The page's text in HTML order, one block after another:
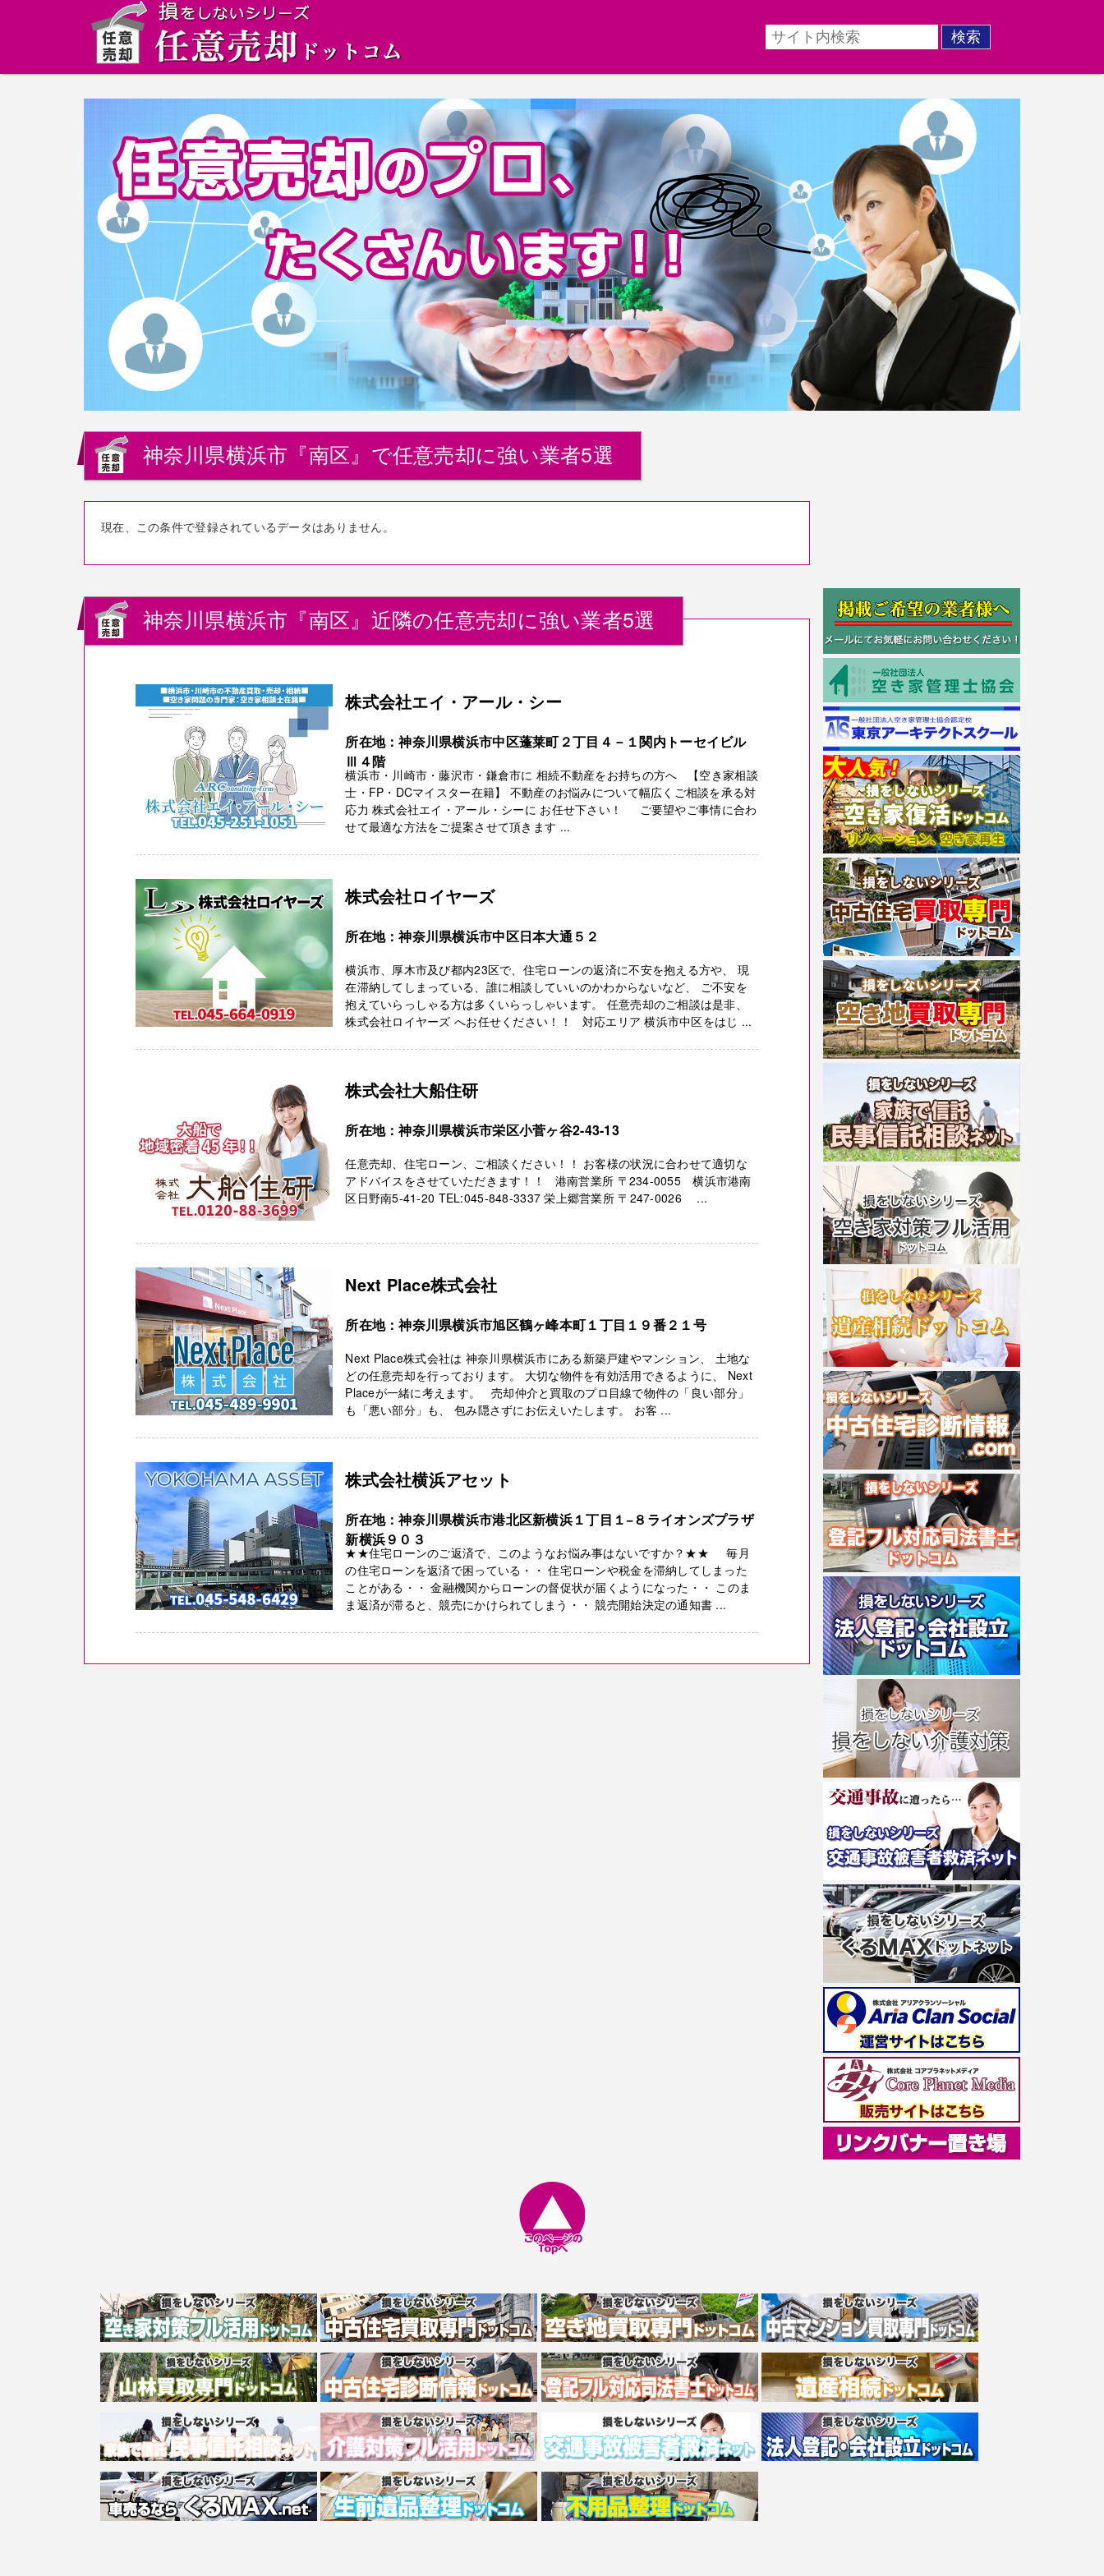
神奈川県横浜市『南区』で任意売却に強い業者5選
現在、この条件で登録されているデータはありません。
神奈川県横浜市『南区』近隣の任意売却に強い業者5選
株式会社エイ・アール・シー
所在地：神奈川県横浜市中区蓬莱町２丁目４－１関内トーセイビル
Ⅲ４階
横浜市・川崎市・藤沢市・鎌倉市に 相続不動産をお持ちの方へ 【空き家相談
士・FP・DCマイスター在籍】 不動産のお悩みについて幅広くご相談を承る対
応力 株式会社エイ・アール・シーに お任せ下さい！ ご要望やご事情に合わ
せて最適な方法をご提案させて頂きます ...
株式会社ロイヤーズ
所在地：神奈川県横浜市中区日本大通５２
横浜市、厚木市及び都内23区で、住宅ローンの返済に不安を抱える方や、 現
在滞納してしまっている、誰に相談していいのかわからないなど、 ご不安を
抱えていらっしゃる方は多くいらっしゃいます。 任意売却のご相談は是非、
株式会社ロイヤーズ へお任せください！！ 対応エリア 横浜市中区をはじ ...
株式会社大船住研
所在地：神奈川県横浜市栄区小菅ヶ谷2-43-13
任意売却、住宅ローン、ご相談ください！！ お客様の状況に合わせて適切な
アドバイスをさせていただきます！！ 港南営業所 〒234-0055 横浜市港南
区日野南5-41-20 TEL:045-848-3337 栄上郷営業所 〒247-0026 ...
Next Place株式会社
所在地：神奈川県横浜市旭区鶴ヶ峰本町１丁目１９番２１号
Next Place株式会社は 神奈川県横浜市にある新築戸建やマンション、 土地な
どの任意売却を行っております。 大切な物件を有効活用できるように、 Next
Placeが一緒に考えます。 売却仲介と買取のプロ目線で物件の「良い部分」
も「悪い部分」も、 包み隠さずにお伝えいたします。 お客 ...
株式会社横浜アセット
所在地：神奈川県横浜市港北区新横浜１丁目１−８ライオンズプラザ
新横浜９０３
★★住宅ローンのご返済で、このようなお悩み事はないですか？★★ 毎月
の住宅ローンを返済で困っている・・ 住宅ローンや税金を滞納してしまった
ことがある・・ 金融機関からローンの督促状が届くようになった・・ このま
ま返済が滞ると、競売にかけられてしまう・・ 競売開始決定の通知書 ...